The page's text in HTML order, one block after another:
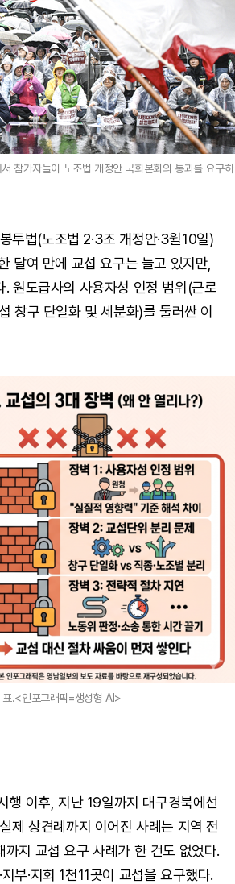
참가자들이 노조법 개정안 국회본회의 통과를 요구하
투법(노조법 2·3조 개정안·3월10일)
달여 만에 교섭 요구는 늘고 있지만,
원도급사의 사용자성 인정 범위(근로
창구 단일화 및 세분화)를 둘러싼 이
표.<인포그래픽=생성형 AI>
이후, 지난 19일까지 대구경북에선
제 상견례까지 이어진 사례는 지역 전
지 교섭 요구 사례가 한 건도 없었다.
부·지회 1천11곳이 교섭을 요구했다.